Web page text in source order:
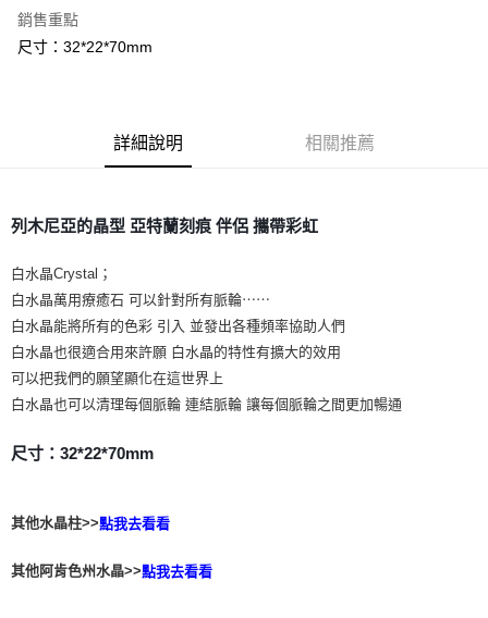
街口支付
悠遊付
每筆NT$80，滿NT$3,000(含以上)免運費
賣家宅配幫您送（台灣）
每筆NT$80，滿NT$3,000(含以上)免運費
郵局幫你送（離島）
付款後門市自取
銷售重點
尺寸：32*22*70mm
詳細說明 相關推薦
列木尼亞的晶型 亞特蘭刻痕 伴侶 攜帶彩虹
白水晶Crystal；
白水晶萬用療癒石 可以針對所有脈輪⋯⋯
白水晶能將所有的色彩 引入 並發出各種頻率協助人們
白水晶也很適合用來許願 白水晶的特性有擴大的效用
可以把我們的願望顯化在這世界上
白水晶也可以清理每個脈輪 連結脈輪 讓每個脈輪之間更加暢通
尺寸：32*22*70mm
其他水晶柱>>點我去看看
其他阿肯色州水晶>>點我去看看